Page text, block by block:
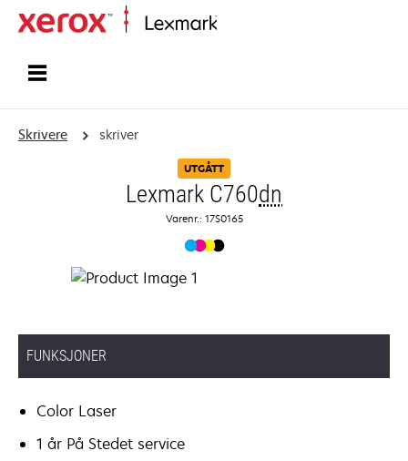
Skrivere skriver
UTGÅTT
Lexmark C760dn
Varenr.: 17S0165
FUNKSJONER
Color Laser
1 år På Stedet service